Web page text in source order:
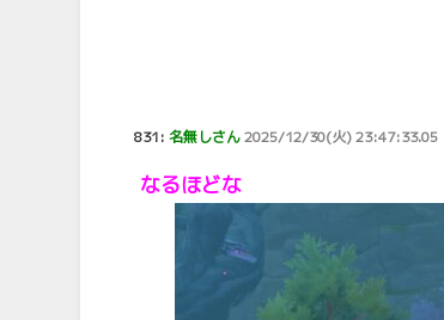
831:名無しさん2025/12/30(火) 23:47:33.05
なるほどな